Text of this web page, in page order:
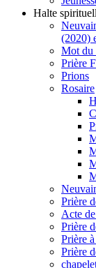
Halte
(2020)
Mot du
Prière
Prions
Rosaire
Prière
Acte
Prière
Prière
Prière